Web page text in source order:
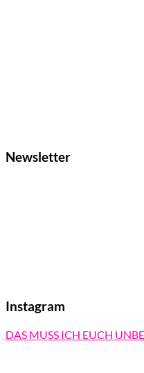
Newsletter
Instagram
DAS MUSS ICH EUCH